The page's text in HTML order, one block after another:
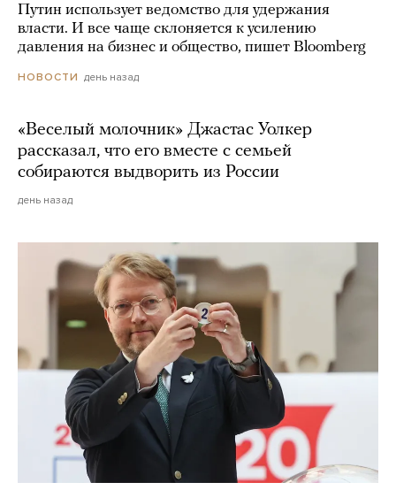
Путин использует ведомство для удержания
власти. И все чаще склоняется к усилению
давления на бизнес и общество, пишет Bloomberg
НОВОСТИ день назад
«Веселый молочник» Джастас Уолкер
рассказал, что его вместе с семьей
собираются выдворить из России
день назад